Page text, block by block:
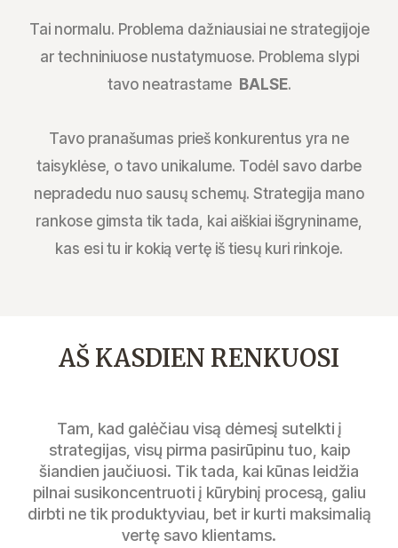
Tai normalu. Problema dažniausiai ne strategijoje
ar techniniuose nustatymuose. Problema slypi
tavo neatrastame BALSE.
Tavo pranašumas prieš konkurentus yra ne
taisyklėse, o tavo unikalume. Todėl savo darbe
nepradedu nuo sausų schemų. Strategija mano
rankose gimsta tik tada, kai aiškiai išgryniname,
kas esi tu ir kokią vertę iš tiesų kuri rinkoje.
AŠ KASDIEN RENKUOSI
Tam, kad galėčiau visą dėmesį sutelkti į
strategijas, visų pirma pasirūpinu tuo, kaip
šiandien jaučiuosi. Tik tada, kai kūnas leidžia
pilnai susikoncentruoti į kūrybinį procesą, galiu
dirbti ne tik produktyviau, bet ir kurti maksimalią
vertę savo klientams.